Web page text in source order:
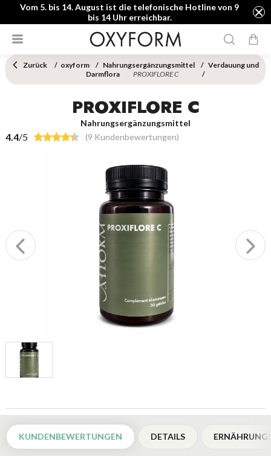
Vom 5. bis 14. August ist die telefonische Hotline von 9
bis 14 Uhr erreichbar.
Zurück oxyform Nahrungsergänzungsmittel
Verdauung und
Darmflora
PROXIFLORE C
PROXIFLORE C
Nahrungsergänzungsmittel
4.4/5 (9 Kundenbewertungen)
KUNDENBEWERTUNGEN DETAILS